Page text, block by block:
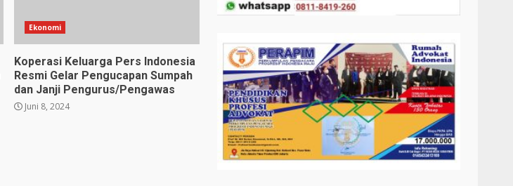
Ekonomi
Koperasi Keluarga Pers Indonesia
Resmi Gelar Pengucapan Sumpah
dan Janji Pengurus/Pengawas
Juni 8, 2024